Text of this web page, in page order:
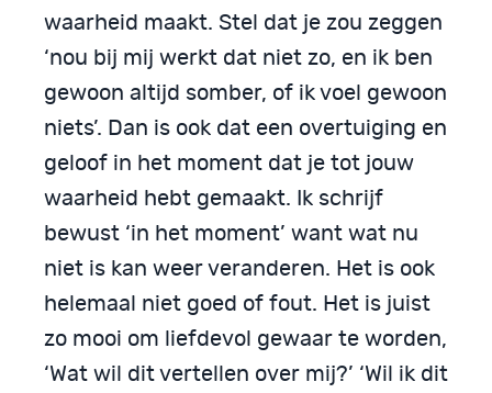
waarheid maakt. Stel dat je zou zeggen
‘nou bij mij werkt dat niet zo, en ik ben
gewoon altijd somber, of ik voel gewoon
niets’. Dan is ook dat een overtuiging en
geloof in het moment dat je tot jouw
waarheid hebt gemaakt. Ik schrijf
bewust ‘in het moment’ want wat nu
niet is kan weer veranderen. Het is ook
helemaal niet goed of fout. Het is juist
zo mooi om liefdevol gewaar te worden,
‘Wat wil dit vertellen over mij?’ ‘Wil ik dit